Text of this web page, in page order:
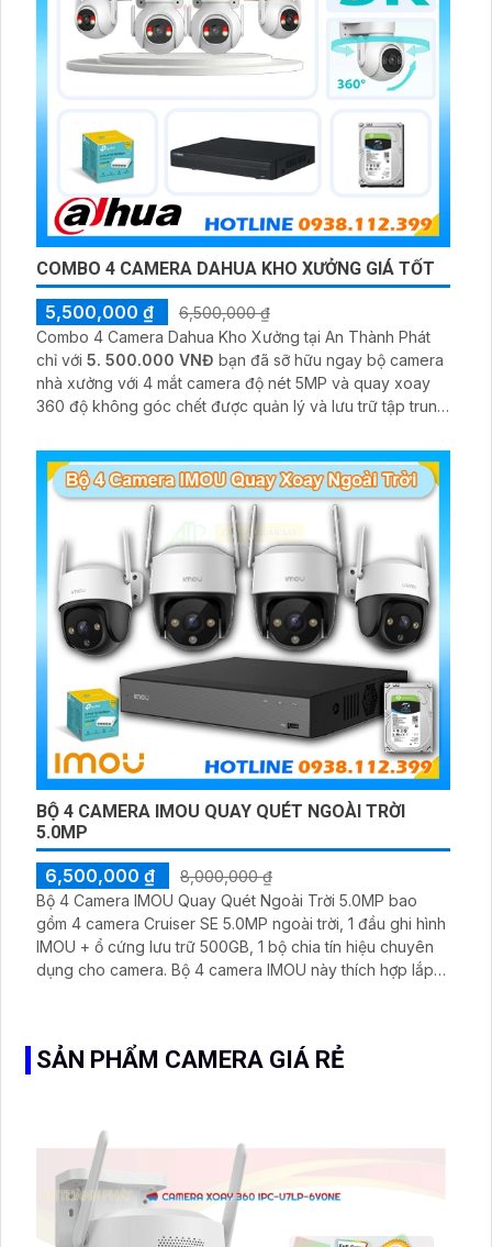
COMBO 4 CAMERA DAHUA KHO XƯỞNG GIÁ TỐT
5,500,000 ₫
6,500,000 ₫
Combo 4 Camera Dahua Kho Xưởng tại An Thành Phát
chỉ với 5. 500.000 VNĐ bạn đã sỡ hữu ngay bộ camera
nhà xưởng với 4 mắt camera độ nét 5MP và quay xoay
360 độ không góc chết được quản lý và lưu trữ tập trung
BỘ 4 CAMERA IMOU QUAY QUÉT NGOÀI TRỜI
5.0MP
6,500,000 ₫
8,000,000 ₫
Bộ 4 Camera IMOU Quay Quét Ngoài Trời 5.0MP bao
gồm 4 camera Cruiser SE 5.0MP ngoài trời, 1 đầu ghi hình
IMOU + ổ cứng lưu trữ 500GB, 1 bộ chia tín hiệu chuyên
dụng cho camera. Bộ 4 camera IMOU này thích hợp lắp
SẢN PHẨM CAMERA GIÁ RẺ